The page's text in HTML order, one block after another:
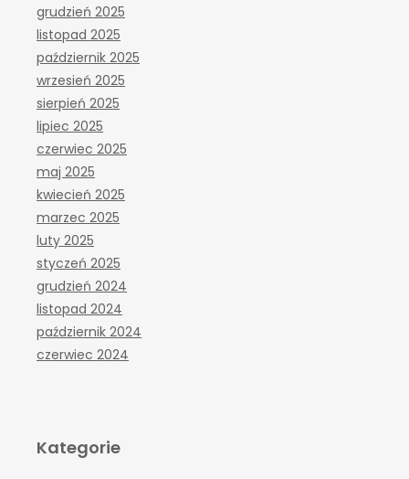
grudzień 2025
listopad 2025
październik 2025
wrzesień 2025
sierpień 2025
lipiec 2025
czerwiec 2025
maj 2025
kwiecień 2025
marzec 2025
luty 2025
styczeń 2025
grudzień 2024
listopad 2024
październik 2024
czerwiec 2024
Kategorie